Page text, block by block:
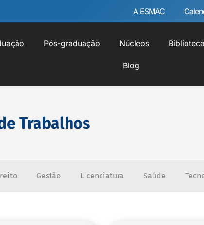
A ESMAC
Pós-graduação Núcleos Biblioteca
Blog
Trabalhos
Gestão Licenciatura Saúde